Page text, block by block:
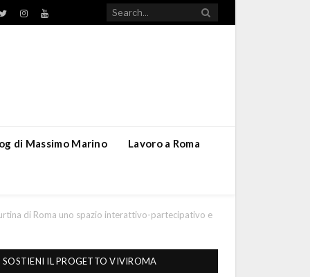
TwitterInstagramYouTube
di Massimo Marino Lavoro a Roma
di Roma uno spazio interattivo-partecipativo e
SOSTIENI IL PROGETTO VIVIROMA